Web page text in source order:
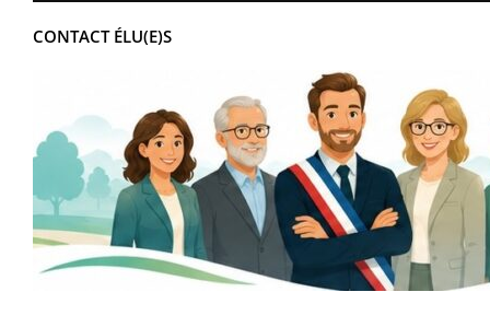
CONTACT ÉLU(E)S